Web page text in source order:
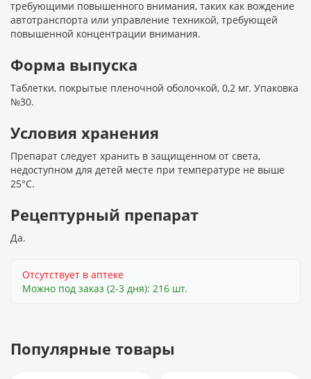
требующими повышенного внимания, таких как вождение
автотранспорта или управление техникой, требующей
повышенной концентрации внимания.
Форма выпуска
Таблетки, покрытые пленочной оболочкой, 0,2 мг. Упаковка
№30.
Условия хранения
Препарат следует хранить в защищенном от света,
недоступном для детей месте при температуре не выше
25°С.
Рецептурный препарат
Да.
Отсутствует в аптеке
Можно под заказ (2-3 дня): 216 шт.
Популярные товары